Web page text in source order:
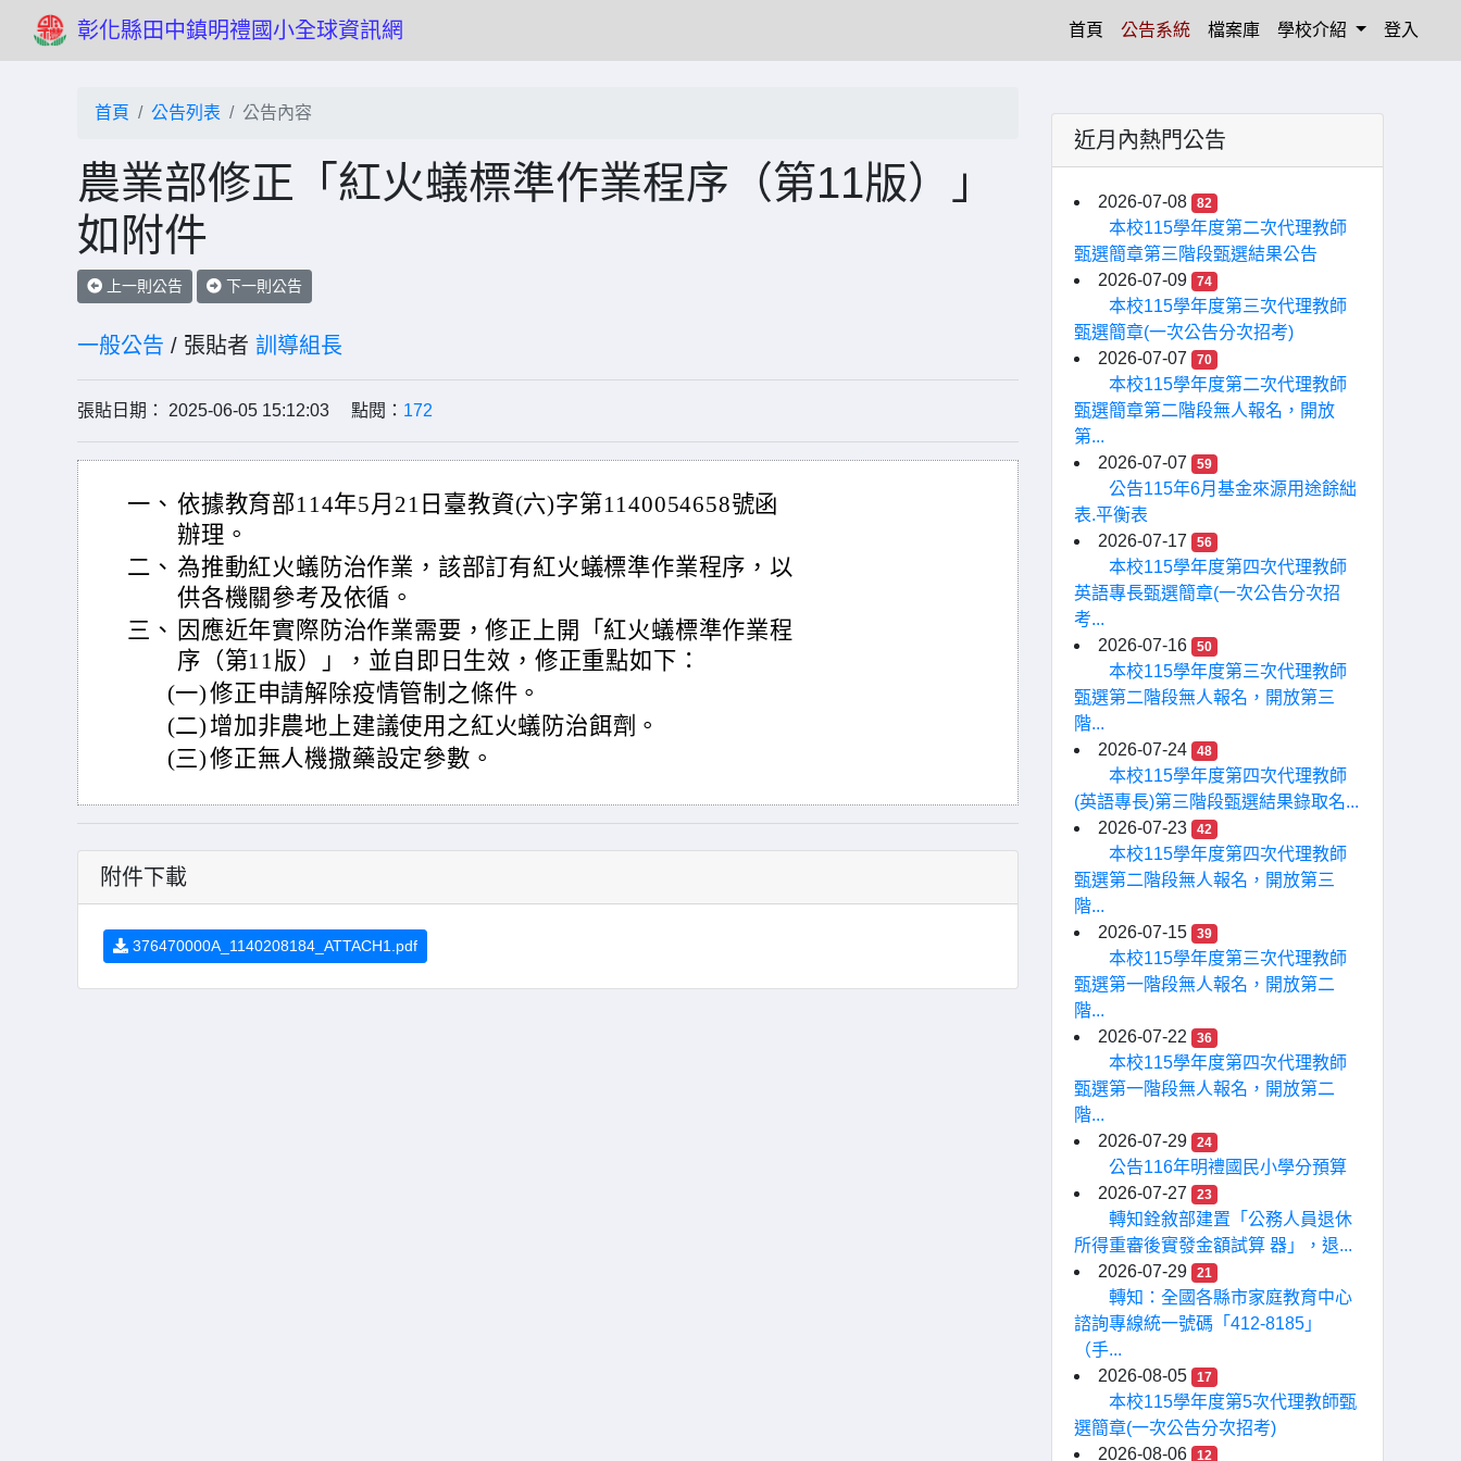
彰化縣田中鎮明禮國小全球資訊網 首頁 (current)
公告系統 檔案庫 學校介紹 登入
首頁 公告列表 公告內容
農業部修正「紅火蟻標準作業程序（第11版）」
如附件
上一則公告 下一則公告
一般公告 / 張貼者 訓導組長
張貼日期： 2025-06-05 15:12:03 點閱： 172
一、 依據教育部114年5月21日臺教資(六)字第1140054658號函
辦理。
二、 為推動紅火蟻防治作業，該部訂有紅火蟻標準作業程序，以
供各機關參考及依循。
三、 因應近年實際防治作業需要，修正上開「紅火蟻標準作業程
序（第11版）」，並自即日生效，修正重點如下：
(一)修正申請解除疫情管制之條件。
(二) 增加非農地上建議使用之紅火蟻防治餌劑。
(三)修正無人機撒藥設定參數。
附件下載
376470000A_1140208184_ATTACH1.pdf
近月內熱門公告
2026-07-08 82
本校115學年度第二次代理教師
甄選簡章第三階段甄選結果公告
2026-07-09
74
本校115學年度第三次代理教師
甄選簡章(一次公告分次招考)
2026-07-07
70
本校115學年度第二次代理教師
甄選簡章第二階段無人報名，開放
第...
2026-07-07
59
公告115年6月基金來源用途餘絀
表.平衡表
2026-07-17
56
本校115學年度第四次代理教師
英語專長甄選簡章(一次公告分次招
考...
2026-07-16
50
本校115學年度第三次代理教師
甄選第二階段無人報名，開放第三
階...
2026-07-24
48
本校115學年度第四次代理教師
(英語專長)第三階段甄選結果錄取名...
2026-07-23
42
本校115學年度第四次代理教師
甄選第二階段無人報名，開放第三
階...
2026-07-15
39
本校115學年度第三次代理教師
甄選第一階段無人報名，開放第二
階...
2026-07-22
36
本校115學年度第四次代理教師
甄選第一階段無人報名，開放第二
階...
2026-07-29
24
公告116年明禮國民小學分預算
2026-07-27
23
轉知銓敘部建置「公務人員退休
所得重審後實發金額試算 器」，退...
2026-07-29
21
轉知：全國各縣市家庭教育中心
諮詢專線統一號碼「412-8185」
（手...
2026-08-05
17
本校115學年度第5次代理教師甄
選簡章(一次公告分次招考)
2026-08-06
12